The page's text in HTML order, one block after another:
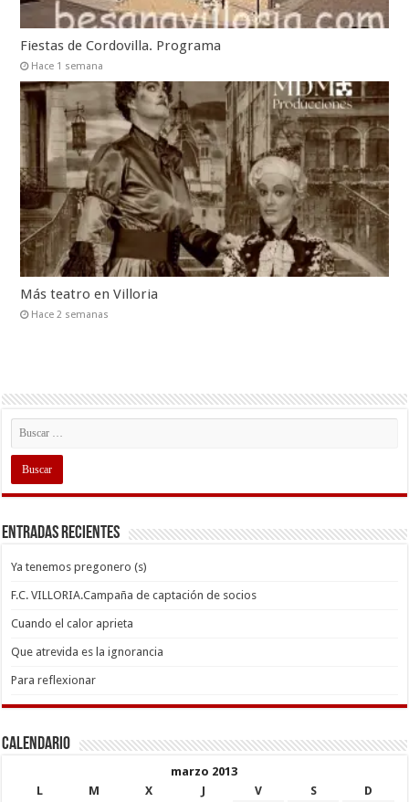
Fiestas de Cordovilla. Programa
Hace 1 semana
Más teatro en Villoria
Hace 2 semanas
Entradas recientes
Ya tenemos pregonero (s)
F.C. VILLORIA.Campaña de captación de socios
Cuando el calor aprieta
Que atrevida es la ignorancia
Para reflexionar
Calendario
marzo 2013
L
M X J V S
D